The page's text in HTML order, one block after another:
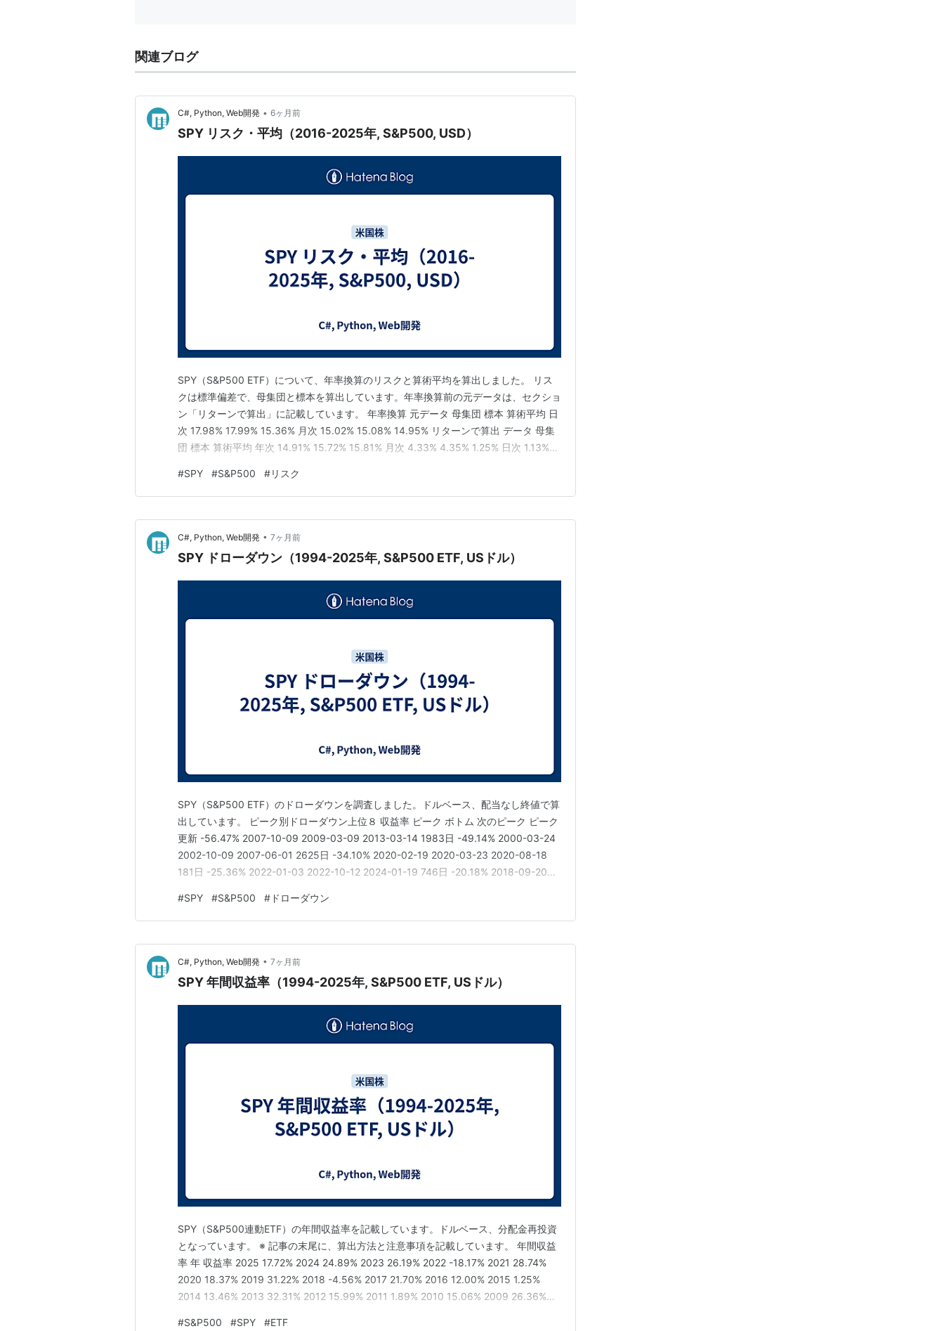
関連ブログ
C#, Python, Web開発 • 6ヶ月前
SPY リスク・平均（2016-2025年, S&P500, USD）
SPY（S&P500 ETF）について、年率換算のリスクと算術平均を算出しました。 リス
クは標準偏差で、母集団と標本を算出しています。年率換算前の元データは、セクショ
ン「リターンで算出」に記載しています。 年率換算 元データ 母集団 標本 算術平均 日
次 17.98% 17.99% 15.36% 月次 15.02% 15.08% 14.95% リターンで算出 データ 母集
団 標本 算術平均 年次 14.91% 15.72% 15.81% 月次 4.33% 4.35% 1.25% 日次 1.13%
#SPY #S&P500 #リスク
C#, Python, Web開発 • 7ヶ月前
SPY ドローダウン（1994-2025年, S&P500 ETF, USドル）
SPY（S&P500 ETF）のドローダウンを調査しました。ドルベース、配当なし終値で算
出しています。 ピーク別ドローダウン上位８ 収益率 ピーク ボトム 次のピーク ピーク
更新 -56.47% 2007-10-09 2009-03-09 2013-03-14 1983日 -49.14% 2000-03-24
2002-10-09 2007-06-01 2625日 -34.10% 2020-02-19 2020-03-23 2020-08-18
181日 -25.36% 2022-01-03 2022-10-12 2024-01-19 746日 -20.18% 2018-09-20
#SPY #S&P500 # ドローダウン
C#, Python, Web開発 • 7ヶ月前
SPY 年間収益率（1994-2025年, S&P500 ETF, USドル）
SPY（S&P500連動ETF）の年間収益率を記載しています。ドルベース、分配金再投資
となっています。 ※ 記事の末尾に、算出方法と注意事項を記載しています。 年間収益
率 年 収益率 2025 17.72% 2024 24.89% 2023 26.19% 2022 -18.17% 2021 28.74%
2020 18.37% 2019 31.22% 2018 -4.56% 2017 21.70% 2016 12.00% 2015 1.25%
2014 13.46% 2013 32.31% 2012 15.99% 2011 1.89% 2010 15.06% 2009 26.36%
#S&P500 #SPY #ETF